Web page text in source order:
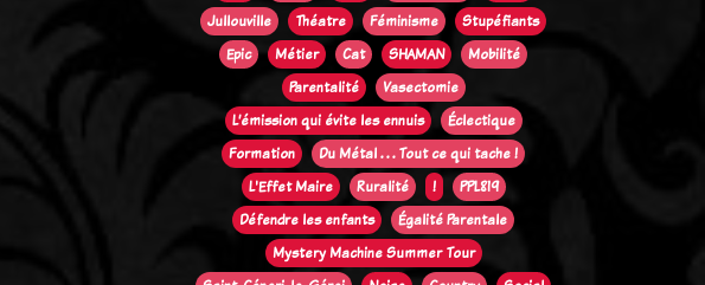
Jullouville
Théatre Féminisme
Stupéfiants
Epic
Métier Cat SHAMAN
Mobilité
Parentalité
Vasectomie
L’émission qui évite les ennuis
Éclectique
Formation
Du Métal . . . Tout ce qui tache !
L'Effet Maire
Ruralité !
PPL819
Défendre les enfants
Égalité Parentale
Mystery Machine Summer Tour